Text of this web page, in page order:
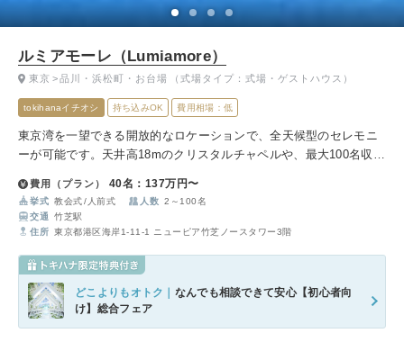
ルミアモーレ（Lumiamore）
tokihanaイチオシ 持ち込みOK 費用相場：低
東京湾を一望できる開放的なロケーションで、全天候型のセレモニ
ーが可能です。天井高18mのクリスタルチャペルや、最大100名収容
です。
東京 品川・浜松町・お台場 （式場タイプ：式場・ゲストハウス）
費用（プラン） 40名：137万円〜
挙式 教会式 人前式 人数 2～100名
交通
竹芝駅
住所 東京都港区海岸1-11-1 ニューピア竹芝ノースタワー3階
どこよりもオトク｜ なんでも相談できて安心【初心者向
け】総合フェア